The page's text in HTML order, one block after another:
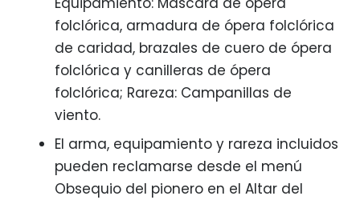
folclórica, armadura de ópera folclórica
de caridad, brazales de cuero de ópera
folclórica y canilleras de ópera
folclórica; Rareza: Campanillas de
viento.
El arma, equipamiento y rareza incluidos
pueden reclamarse desde el menú
Obsequio del pionero en el Altar del